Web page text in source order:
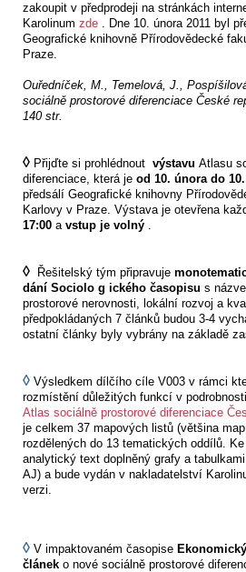
zakoupit v předprodeji na stránkách
Karolinum zde . Dne 10. února 2011 byl
Geografické knihovně Přírodovědecké
Praze.
Ouředníček, M., Temelová, J.,
sociálně prostorové diferenciace České
140 str.
◊ Přijďte si prohlédnout výstavu Atlasu
diferenciace, která je od 10. února do
předsálí Geografické knihovny
Karlovy v Praze. Výstava je otevřena
17:00 a vstup je volný .
◊ Řešitelský tým připravuje
dání Sociolo g ického časopisu s
prostorové nerovnosti, lokální rozvoj a
předpokládaných 7 článků budou 3-4
ostatní články byly vybrány na základě
◊ Výsledkem dílčího cíle V003 v rámci
rozmístění důležitých funkcí v
Atlas sociálně prostorové diferenciace
je celkem 37 mapových listů (většina
rozdělených do 13 tematických oddílů.
analytický text doplněný grafy a
AJ) a bude vydán v nakladatelství
verzi.
◊ V impaktovaném časopise
článek o nové sociálně prostorové